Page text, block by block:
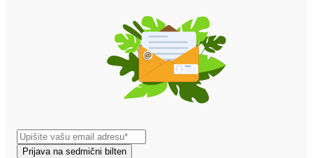
Prijava na sedmični bilten